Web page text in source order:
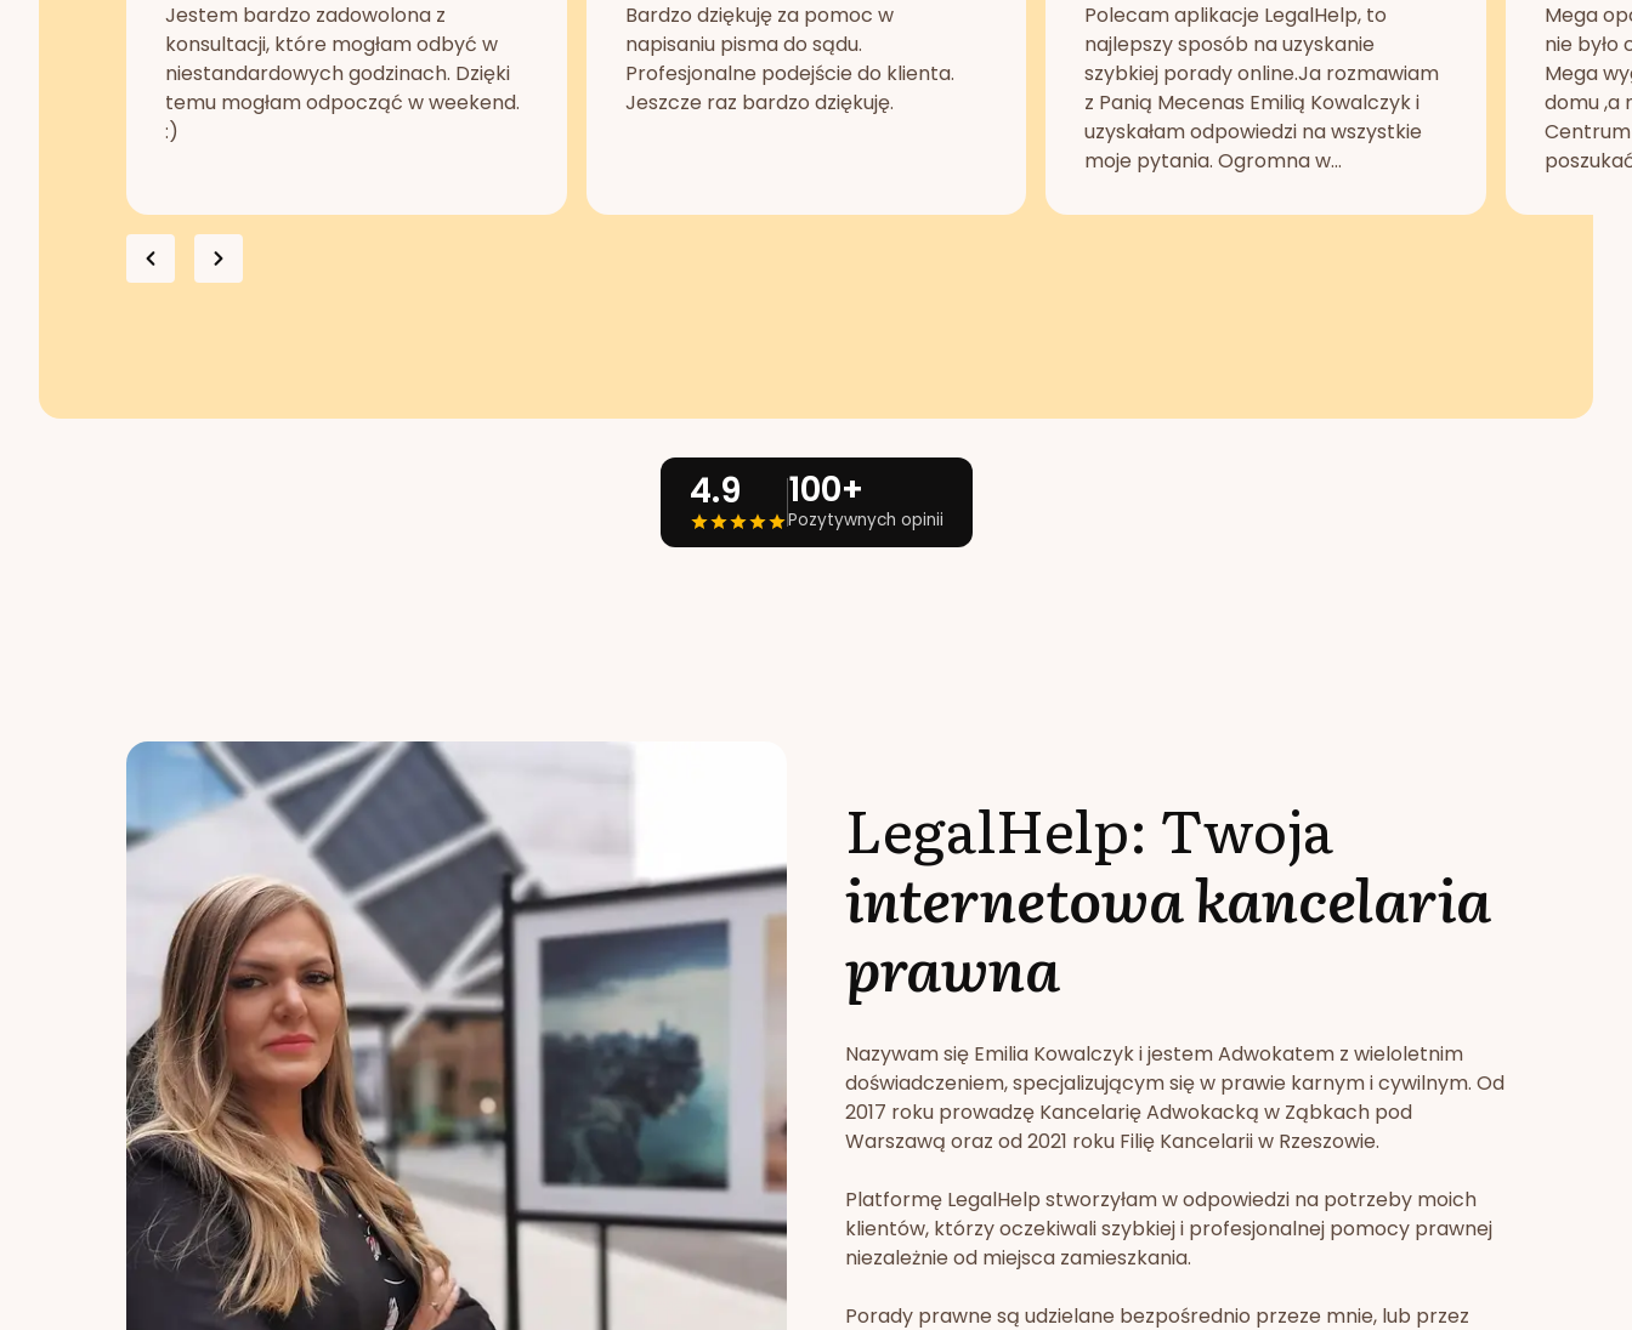
Jestem bardzo zadowolona z
konsultacji, które mogłam odbyć w
niestandardowych godzinach. Dzięki
temu mogłam odpocząć w weekend.
:)
Bardzo dziękuję za pomoc w
napisaniu pisma do sądu.
Profesjonalne podejście do klienta.
Jeszcze raz bardzo dziękuję.
Polecam aplikacje LegalHelp, to
najlepszy sposób na uzyskanie
szybkiej porady online.Ja rozmawiam
z Panią Mecenas Emilią Kowalczyk i
uzyskałam odpowiedzi na wszystkie
moje pytania. Ogromna w...
Mega
nie było
Mega
domu ,a
4.9 100+
Pozytywnych opinii
LegalHelp: Twoja
internetowa kancelaria
prawna
Nazywam się Emilia Kowalczyk i jestem Adwokatem z wieloletnim
doświadczeniem, specjalizującym się w prawie karnym i cywilnym. Od
2017 roku prowadzę Kancelarię Adwokacką w Ząbkach pod
Warszawą oraz od 2021 roku Filię Kancelarii w Rzeszowie.
Platformę LegalHelp stworzyłam w odpowiedzi na potrzeby moich
klientów, którzy oczekiwali szybkiej i profesjonalnej pomocy prawnej
niezależnie od miejsca zamieszkania.
Porady prawne są udzielane bezpośrednio przeze mnie, lub przez